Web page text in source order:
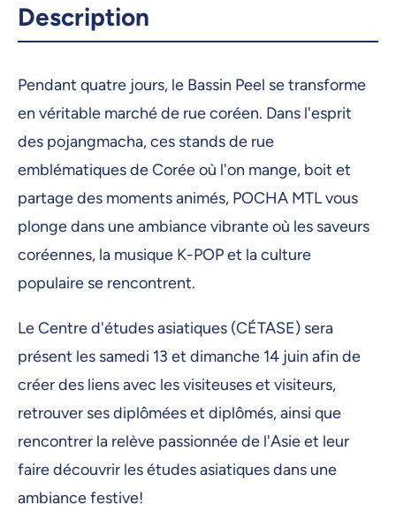
Description
Pendant quatre jours, le Bassin Peel se transforme
en véritable marché de rue coréen. Dans l'esprit
des pojangmacha, ces stands de rue
emblématiques de Corée où l'on mange, boit et
partage des moments animés, POCHA MTL vous
plonge dans une ambiance vibrante où les saveurs
coréennes, la musique K-POP et la culture
populaire se rencontrent.
Le Centre d'études asiatiques (CÉTASE) sera
présent les samedi 13 et dimanche 14 juin afin de
créer des liens avec les visiteuses et visiteurs,
retrouver ses diplômées et diplômés, ainsi que
rencontrer la relève passionnée de l'Asie et leur
faire découvrir les études asiatiques dans une
ambiance festive!